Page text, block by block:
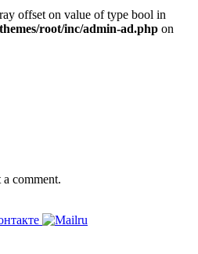
offset on value of type bool in
root/inc/admin-ad.php on
a comment.